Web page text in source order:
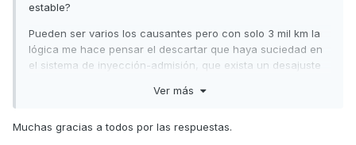
estable?
Pueden ser varios los causantes pero con solo 3 mil km la
lógica me hace pensar el descartar que haya suciedad en
el sistema de inyección-admisión, que exista un desajuste
Llévala a un taller y que miren de subirle un poco el 'CO'...
Ver más
Muchas gracias a todos por las respuestas.